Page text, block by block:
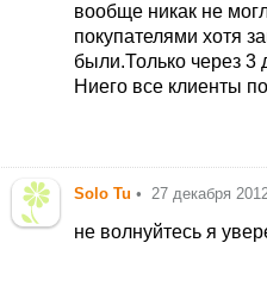
вообще никак не
покупателями хотя
были.Только через 3
Ниего все клиенты
Solo Tu • 27 декабря
не волнуйтесь я